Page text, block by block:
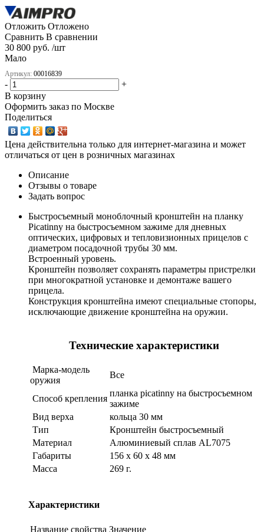
Отложить Отложено
Сравнить В сравнении
30 800 руб. /шт
Мало
Артикул: 00016839
-
+
В корзину
Оформить заказ по Москве
Поделиться
Цена действительна только для интернет-магазина и может
отличаться от цен в розничных магазинах
Описание
Отзывы о товаре
Задать вопрос
Быстросъемный моноблочный кронштейн на планку
Picatinny на быстросъемном зажиме для дневных
оптических, цифровых и тепловизионных прицелов с
диаметром посадочной трубы 30 мм.
Встроенный уровень.
Кронштейн позволяет сохранять параметры пристрелки
при многократной установке и демонтаже вашего
прицела.
Конструкция кронштейна имеют специальные стопоры,
исключающие движение кронштейна на оружии.
Технические характеристики
Марка-модель
оружия
Все
Способ крепления
планка picatinny на быстросъемном
зажиме
Вид верха
кольца 30 мм
Тип
Кронштейн быстросъемный
Материал
Алюминиевый сплав AL7075
Габариты
156 x 60 x 48 мм
Масса
269 г.
Характеристики
Название свойства Значение